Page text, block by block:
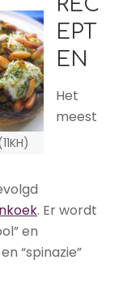
EPT
EN
Het
meest
. Er wordt
en
“spinazie”